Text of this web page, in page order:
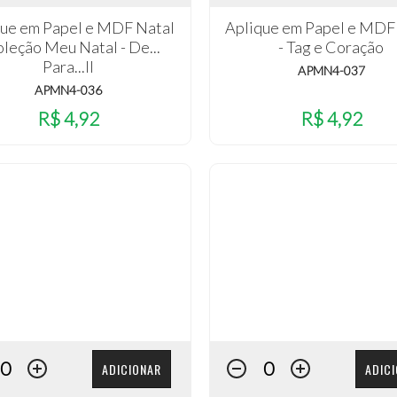
em Papel e MDF Natal
Meu Natal - De...
Para...II
APMN4-036
R$ 4,92
Aplique em Papel e
- Tag e Coração
APMN4-037
R$ 4,92
ADICIONAR